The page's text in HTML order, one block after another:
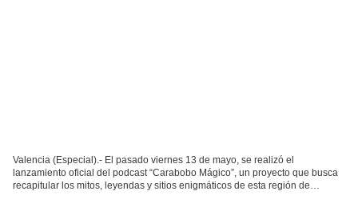
Valencia (Especial).- El pasado viernes 13 de mayo, se realizó el
lanzamiento oficial del podcast “Carabobo Mágico”, un proyecto que busca
recapitular los mitos, leyendas y sitios enigmáticos de esta región de